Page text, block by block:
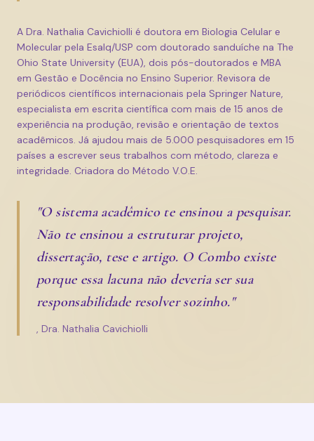
A Dra. Nathalia Cavichiolli é doutora em Biologia Celular e
Molecular pela Esalq/USP com doutorado sanduíche na The
Ohio State University (EUA), dois pós-doutorados e MBA
em Gestão e Docência no Ensino Superior. Revisora de
periódicos científicos internacionais pela Springer Nature,
especialista em escrita científica com mais de 15 anos de
experiência na produção, revisão e orientação de textos
acadêmicos. Já ajudou mais de 5.000 pesquisadores em 15
países a escrever seus trabalhos com método, clareza e
integridade. Criadora do Método V.O.E.
"O sistema acadêmico te ensinou a pesquisar.
Não te ensinou a estruturar projeto,
dissertação, tese e artigo. O Combo existe
porque essa lacuna não deveria ser sua
responsabilidade resolver sozinho."
, Dra. Nathalia Cavichiolli